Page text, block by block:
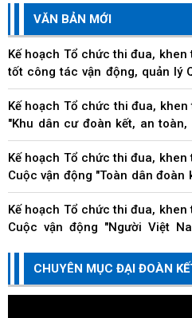
VĂN BẢN MỚI
Kế hoạch Tổ chức thi đua,
tốt công tác vận động, quản lý
hoạt động an sinh xã hội trên
Kế hoạch Tổ chức thi đua,
"Khu dân cư đoàn kết, an
bàn thành phố
Kế hoạch Tổ chức thi đua,
Cuộc vận động "Toàn dân đoàn
đô thị văn minh" trên địa bàn
Kế hoạch Tổ chức thi đua,
Cuộc vận động "Người Việt
Kế hoạch Tổ chức thi đua,
doanh nghiệp, doanh nhân, hộ
doanh thi đua thực hiện tốt
CHUYÊN MỤC ĐẠI ĐOÀN